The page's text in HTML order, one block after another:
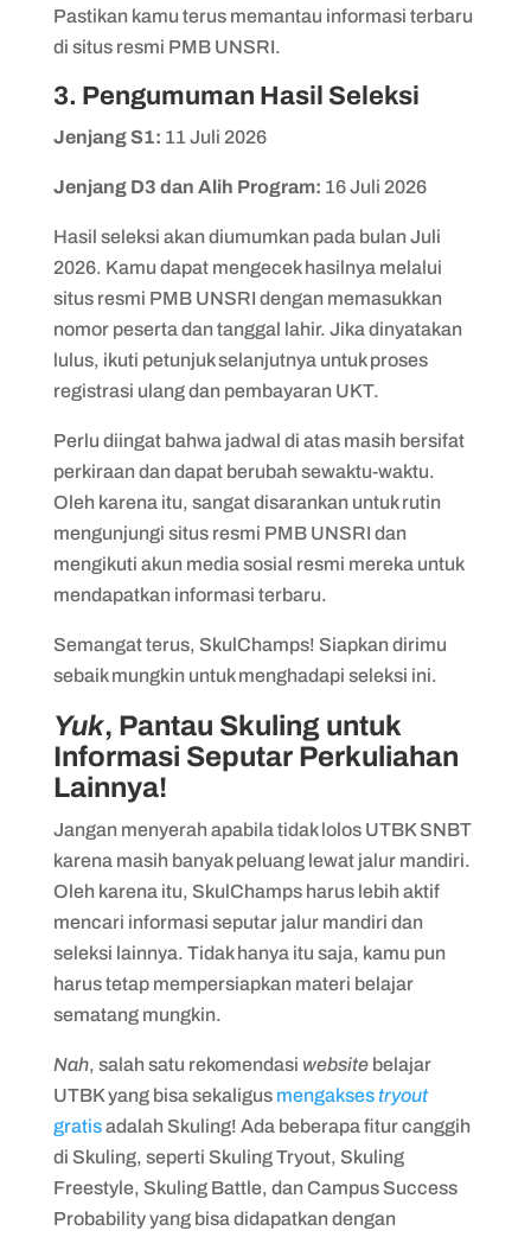
Pastikan kamu terus memantau informasi terbaru
di situs resmi PMB UNSRI.
3. Pengumuman Hasil Seleksi
Jenjang S1: 11 Juli 2026
Jenjang D3 dan Alih Program: 16 Juli 2026
Hasil seleksi akan diumumkan pada bulan Juli
2026. Kamu dapat mengecek hasilnya melalui
situs resmi PMB UNSRI dengan memasukkan
nomor peserta dan tanggal lahir. Jika dinyatakan
lulus, ikuti petunjuk selanjutnya untuk proses
registrasi ulang dan pembayaran UKT.
Perlu diingat bahwa jadwal di atas masih bersifat
perkiraan dan dapat berubah sewaktu-waktu.
Oleh karena itu, sangat disarankan untuk rutin
mengunjungi situs resmi PMB UNSRI dan
mengikuti akun media sosial resmi mereka untuk
mendapatkan informasi terbaru.
Semangat terus, SkulChamps! Siapkan dirimu
sebaik mungkin untuk menghadapi seleksi ini.
Yuk, Pantau Skuling untuk
Informasi Seputar Perkuliahan
Lainnya!
Jangan menyerah apabila tidak lolos UTBK SNBT
karena masih banyak peluang lewat jalur mandiri.
Oleh karena itu, SkulChamps harus lebih aktif
mencari informasi seputar jalur mandiri dan
seleksi lainnya. Tidak hanya itu saja, kamu pun
harus tetap mempersiapkan materi belajar
sematang mungkin.
Nah, salah satu rekomendasi website belajar
UTBK yang bisa sekaligus mengakses tryout
gratisadalah Skuling! Ada beberapa fitur canggih
di Skuling, seperti Skuling Tryout, Skuling
Freestyle, Skuling Battle, dan Campus Success
Probability yang bisa didapatkan dengan